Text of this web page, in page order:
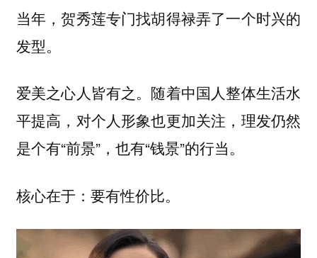
当年，贺秀莲专门找胡得禄弄了一个时兴的
发型。
爱美之心人皆有之。随着中国人整体生活水
平提高，对个人形象也更加关注，理发仍然
是个有“前景”，也有“钱景”的行当。
核心在于：要有性价比。